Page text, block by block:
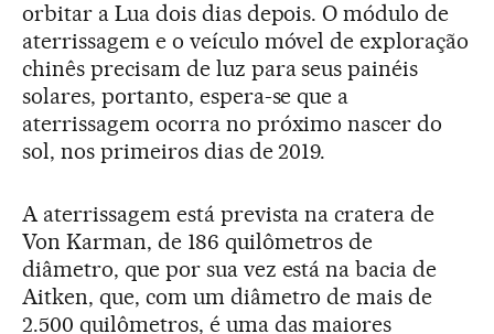
orbitar a Lua dois dias depois. O módulo de
aterrissagem e o veículo móvel de exploração
chinês precisam de luz para seus painéis
solares, portanto, espera-se que a
aterrissagem ocorra no próximo nascer do
sol, nos primeiros dias de 2019.
A aterrissagem está prevista na cratera de
Von Karman, de 186 quilômetros de
diâmetro, que por sua vez está na bacia de
Aitken, que, com um diâmetro de mais de
2.500 quilômetros, é uma das maiores